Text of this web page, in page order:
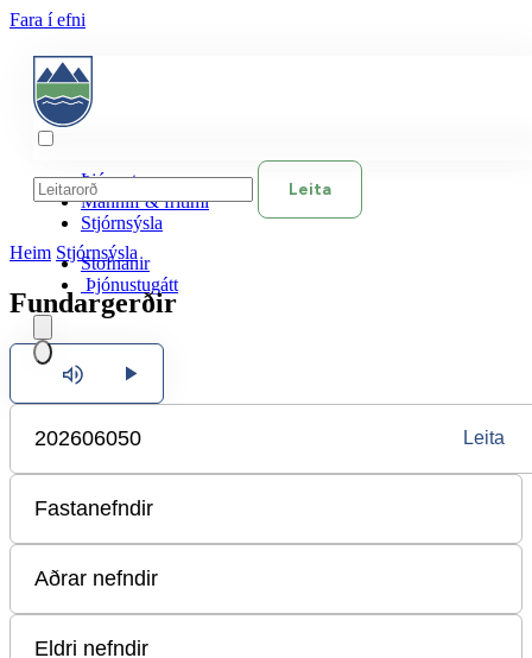
Fara í efni
Þjónusta
Mannlíf & frítími
Stjórnsýsla
Stofnanir
Þjónustugátt
Leita
Heim Stjórnsýsla
Fundargerðir
Hlusta
Leita